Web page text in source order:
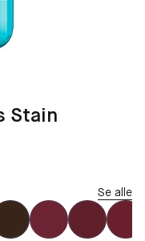
Stain
Se alle